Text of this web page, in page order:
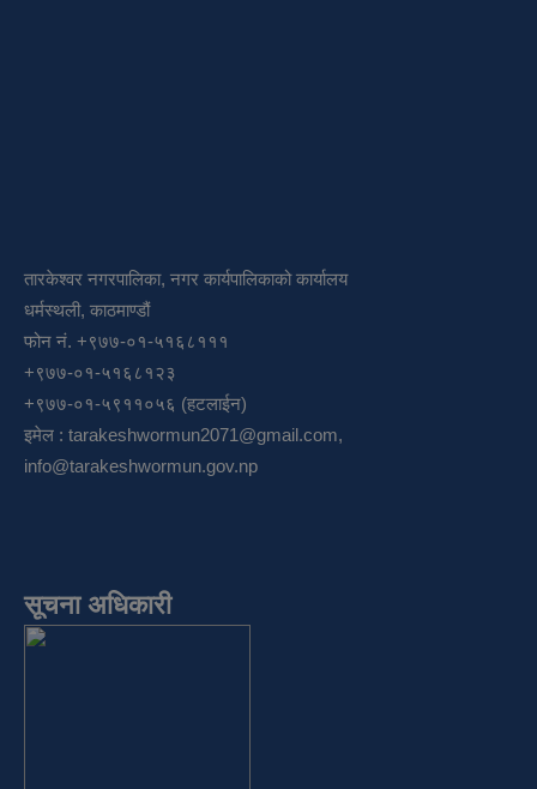
तारकेश्वर नगरपालिका, नगर कार्यपालिकाको कार्यालय
धर्मस्थली, काठमाण्डौं
फोन नं. +९७७-०१-५१६८१११
+९७७-०१-५१६८१२३
+९७७-०१-५९११०५६ (हटलाईन)
इमेल : tarakeshwormun2071@gmail.com,
info@tarakeshwormun.gov.np
सूचना अधिकारी